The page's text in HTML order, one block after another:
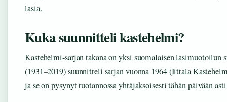
lasia.
Kuka suunnitteli kastehelmi?
Kastehelmi-sarjan takana on yksi suomalaisen lasimuotoilun
(1931–2019) suunnitteli sarjan vuonna 1964 (Iittala
ja se on pysynyt tuotannossa yhtäjaksoisesti tähän päivään